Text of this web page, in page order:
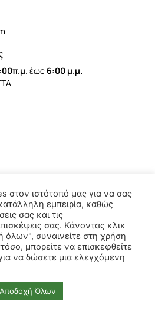
έως 6:00 μ.μ.
reserved.
στον ιστότοπό μας για να σας
εμπειρία, καθώς
σας και τις
σας. Κάνοντας κλικ
όλων", συναινείτε στη χρήση
μπορείτε να επισκεφθείτε
να δώσετε μια ελεγχόμενη
Αποδοχή Όλων